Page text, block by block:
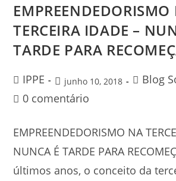
EMPREENDEDORISMO
TERCEIRA IDADE –
TARDE PARA
IPPE junho 10, 2018
Blog
0 comentário
EMPREENDEDORISMO NA
NUNCA É TARDE PARA
últimos anos, o conceito da